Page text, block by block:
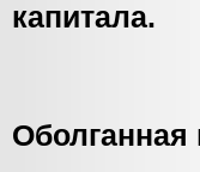
капитала.
Оболганная